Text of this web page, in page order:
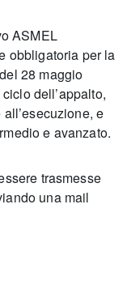
ASMEL
obbligatoria per la
28 maggio
dell’appalto,
e
e avanzato.
trasmesse
una mail